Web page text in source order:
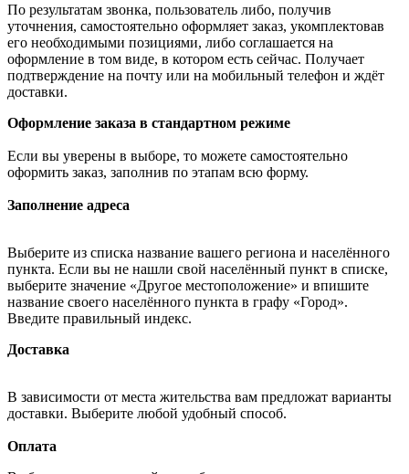
По результатам звонка, пользователь либо, получив
уточнения, самостоятельно оформляет заказ, укомплектовав
его необходимыми позициями, либо соглашается на
оформление в том виде, в котором есть сейчас. Получает
подтверждение на почту или на мобильный телефон и ждёт
доставки.
Оформление заказа в стандартном режиме
Если вы уверены в выборе, то можете самостоятельно
оформить заказ, заполнив по этапам всю форму.
Заполнение адреса
Выберите из списка название вашего региона и населённого
пункта. Если вы не нашли свой населённый пункт в списке,
выберите значение «Другое местоположение» и впишите
название своего населённого пункта в графу «Город».
Введите правильный индекс.
Доставка
В зависимости от места жительства вам предложат варианты
доставки. Выберите любой удобный способ.
Оплата